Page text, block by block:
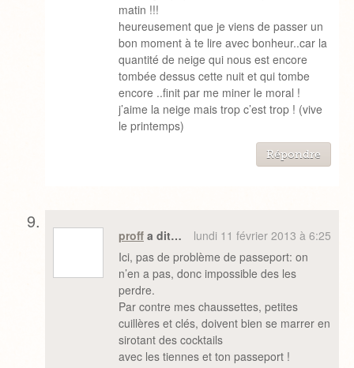
matin !!!
heureusement que je viens de passer un
bon moment à te lire avec bonheur..car la
quantité de neige qui nous est encore
tombée dessus cette nuit et qui tombe
encore ..finit par me miner le moral !
j’aime la neige mais trop c’est trop ! (vive
le printemps)
Répondre
proffa dit…
lundi 11 février 2013 à 6:25
Ici, pas de problème de passeport: on
n’en a pas, donc impossible des les
perdre.
Par contre mes chaussettes, petites
cuillères et clés, doivent bien se marrer en
sirotant des cocktails
avec les tiennes et ton passeport !